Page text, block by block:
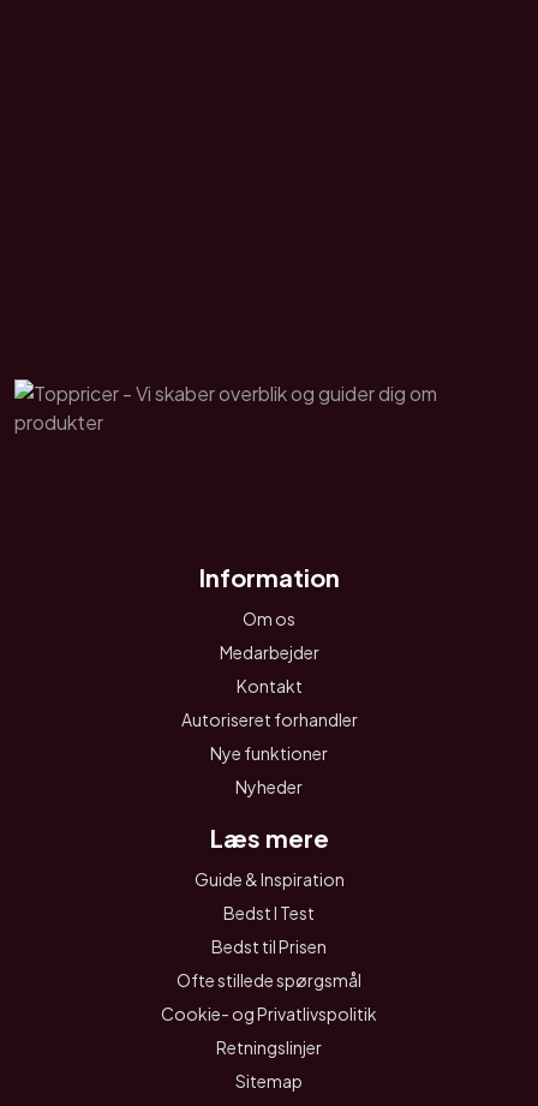
Information
Om os
Medarbejder
Kontakt
Autoriseret forhandler
Nye funktioner
Nyheder
Læs mere
Guide & Inspiration
Bedst I Test
Bedst til Prisen
Ofte stillede spørgsmål
Cookie- og Privatlivspolitik
Retningslinjer
Sitemap